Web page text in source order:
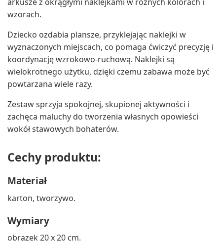
arkusze z okrągłymi naklejkami w różnych kolorach i
wzorach.
Dziecko ozdabia plansze, przyklejając naklejki w
wyznaczonych miejscach, co pomaga ćwiczyć precyzję i
koordynację wzrokowo-ruchową. Naklejki są
wielokrotnego użytku, dzięki czemu zabawa może być
powtarzana wiele razy.
Zestaw sprzyja spokojnej, skupionej aktywności i
zachęca maluchy do tworzenia własnych opowieści
wokół stawowych bohaterów.
Cechy produktu:
Materiał
karton, tworzywo.
Wymiary
obrazek 20 x 20 cm.